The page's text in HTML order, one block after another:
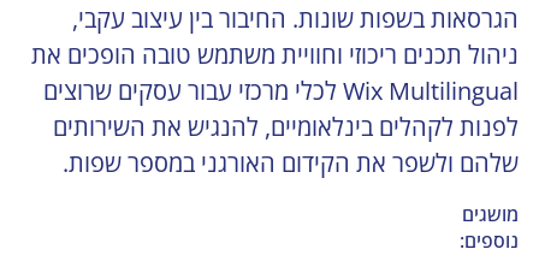
הגרסאות בשפות שונות. החיבור בין עיצוב עקבי,
ניהול תכנים ריכוזי וחוויית משתמש טובה הופכים את
Wix Multilingual לכלי מרכזי עבור עסקים שרוצים
לפנות לקהלים בינלאומיים, להנגיש את השירותים
שלהם ולשפר את הקידום האורגני במספר שפות.
מושגים
נוספים: